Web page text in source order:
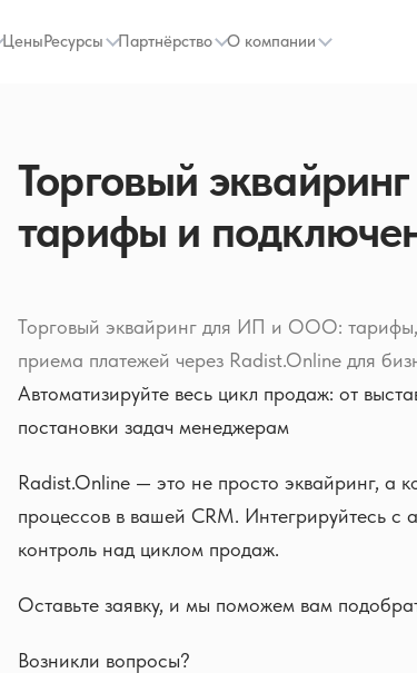
ЦеныРесурсы Партнёрство О компании
Торговый
тарифы и
Торговый эквайринг для ИП и ООО:
приема платежей через Radist.Online для
Автоматизируйте весь цикл продаж: от
постановки задач менеджерам
Radist.Online — это не просто эквайринг, а
процессов в вашей CRM. Интегрируйтесь с
контроль над циклом продаж.
Оставьте заявку, и мы поможем вам
Возникли вопросы?